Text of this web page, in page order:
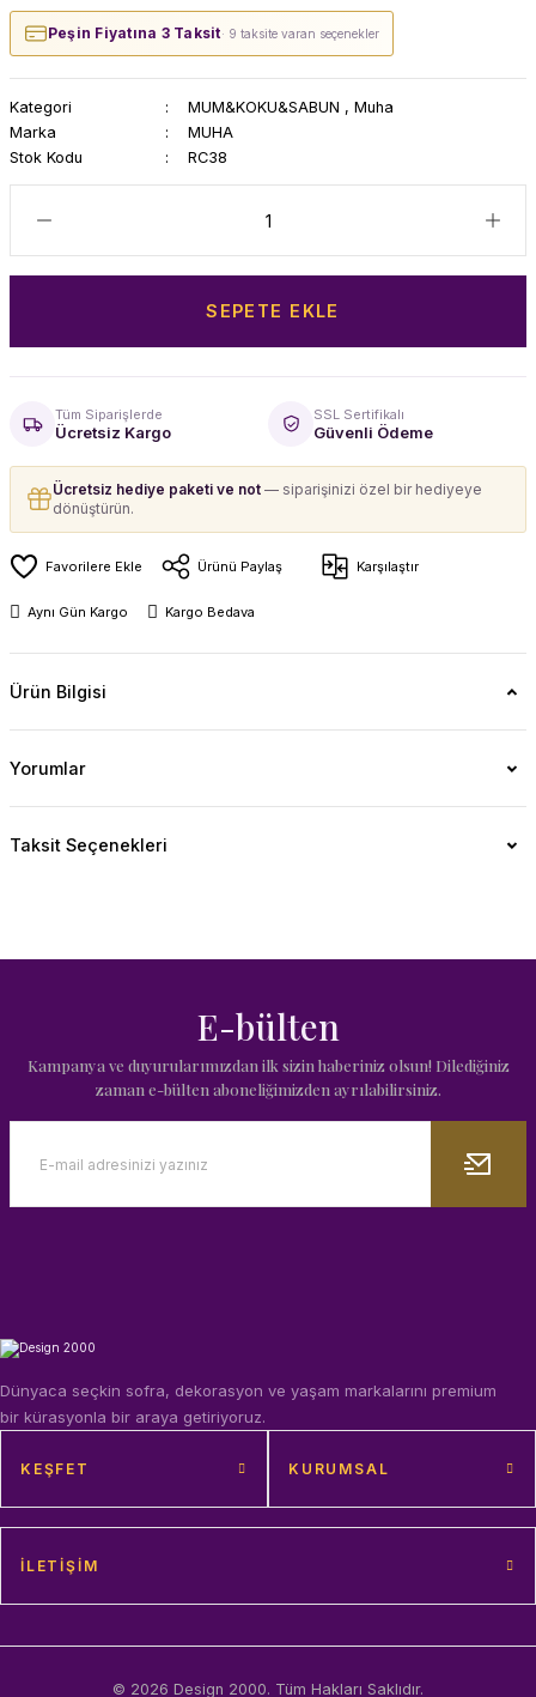
Peşin Fiyatına 3 Taksit· 9 taksite varan seçenekler
Kategori MUM&KOKU&SABUN , Muha
Marka
MUHA
Stok Kodu
RC38
SEPETE EKLE
Tüm Siparişlerde
Ücretsiz Kargo
SSL Sertifikalı
Güvenli Ödeme
Ücretsiz hediye paketi ve not — siparişinizi özel bir hediyeye
dönüştürün.
Ürünü Paylaş Karşılaştır
Aynı Gün Kargo Kargo Bedava
Ürün Bilgisi
Yorumlar
Taksit Seçenekleri
E-bülten
Kampanya ve duyurularımızdan ilk sizin haberiniz olsun! Dilediğiniz
zaman e-bülten aboneliğimizden ayrılabilirsiniz.
Dünyaca seçkin sofra, dekorasyon ve yaşam markalarını premium
bir kürasyonla bir araya getiriyoruz.
KEŞFET KURUMSAL
İLETIŞIM
© 2026 Design 2000. Tüm Hakları Saklıdır.